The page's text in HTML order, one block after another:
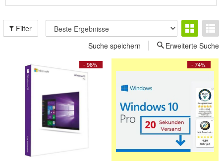
Filter
Suche speichern
Erweiterte Suche
- 96% - 74%